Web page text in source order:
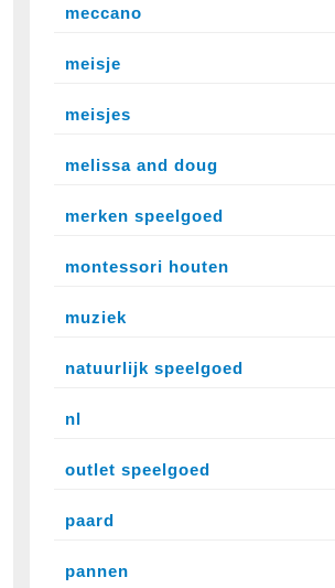
meccano
meisje
meisjes
melissa and doug
merken speelgoed
montessori houten
muziek
natuurlijk speelgoed
nl
outlet speelgoed
paard
pannen